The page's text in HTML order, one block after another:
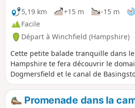
5,19 km
+15 m -15 m
Facile
Départ à Winchfield (Hampshire)
Cette petite balade tranquille dans le
Hampshire te fera découvrir le
Dogmersfield et le canal de
Parfait pour une balade après le
du dimanche.
Promenade dans la